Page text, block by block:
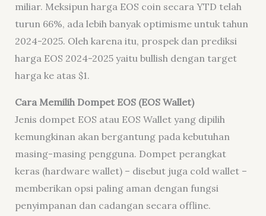
miliar. Meksipun harga EOS coinsecara YTD telah
turun 66%, ada lebih banyak optimisme untuk tahun
2024-2025. Oleh karena itu, prospek dan prediksi
harga EOS 2024-2025 yaitu bullishdengan target
harga ke atas $1.
Cara Memilih Dompet EOS (EOS Wallet)
Jenis dompet EOS atau EOS Walletyang dipilih
kemungkinan akan bergantung pada kebutuhan
masing-masing pengguna. Dompet perangkat
keras (hardware wallet) – disebut juga cold wallet–
memberikan opsi paling aman dengan fungsi
penyimpanan dan cadangan secara offline.